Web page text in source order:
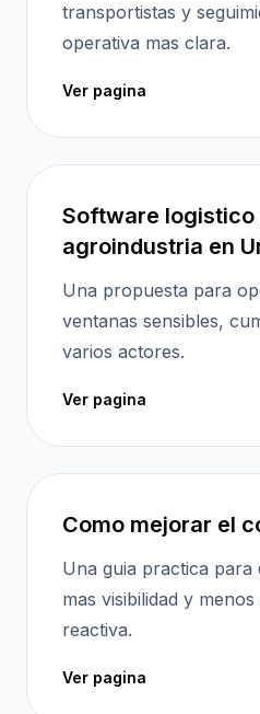
transportistas y
operativa mas clara.
Ver pagina
Software logistico
agroindustria en
Una propuesta para
ventanas sensibles,
varios actores.
Ver pagina
Como mejorar el
Una guia practica para
mas visibilidad y
reactiva.
Ver pagina